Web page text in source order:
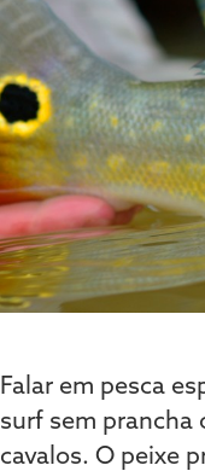
Falar em pesca
surf sem prancha
cavalos. O peixe